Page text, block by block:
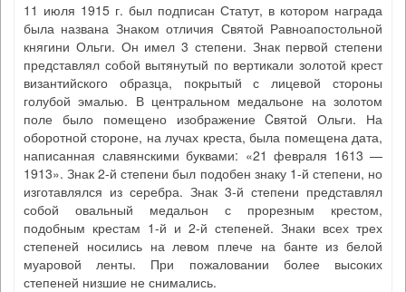
11 июля 1915 г. был подписан Статут, в котором награда
была названа Знаком отличия Святой Равноапостольной
княгини Ольги. Он имел 3 степени. Знак первой степени
представлял собой вытянутый по вертикали золотой крест
византийского образца, покрытый с лицевой стороны
голубой эмалью. В центральном медальоне на золотом
поле было помещено изображение Cвятой Ольги. На
оборотной стороне, на лучах креста, была помещена дата,
написанная славянскими буквами: «21 февраля 1613 —
1913». Знак 2-й степени был подобен знаку 1-й степени, но
изготавлялся из серебра. Знак 3-й степени представлял
собой овальный медальон с прорезным крестом,
подобным крестам 1-й и 2-й степеней. Знаки всех трех
степеней носились на левом плече на банте из белой
муаровой ленты. При пожаловании более высоких
степеней низшие не снимались.